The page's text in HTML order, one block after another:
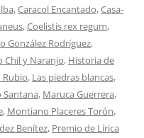
,Caracol Encantado,Casa-
,Coelistis rex regum,
González Rodríguez,
Chil y Naranjo, Historia de
, Las piedras blancas,
Santana, Maruca Guerrera,
, Montiano Placeres Torón,
Benítez, Premio de Lírica